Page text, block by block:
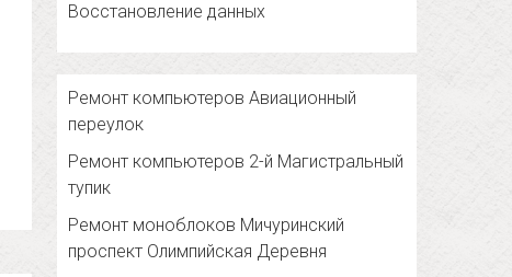
Восстановление данных
Ремонт компьютеров Авиационный
переулок
Ремонт компьютеров 2-й Магистральный
тупик
Ремонт моноблоков Мичуринский
проспект Олимпийская Деревня